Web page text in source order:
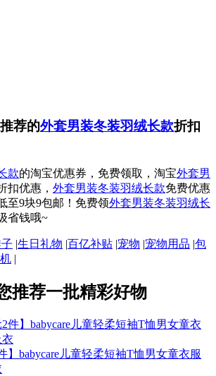
荐的外套男装冬装羽绒长款折扣
款的淘宝优惠券，免费领取，淘宝外套男
扣优惠， 外套男装冬装羽绒长款免费优惠
至9块9包邮！免费领外套男装冬装羽绒长
省钱哦~
|生日礼物 |百亿补贴 |宠物 |宠物用品 |包
|
推荐一批精彩好物
】babycare儿童轻柔短袖T恤男女童衣服